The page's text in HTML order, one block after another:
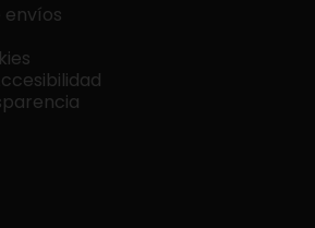
envíos